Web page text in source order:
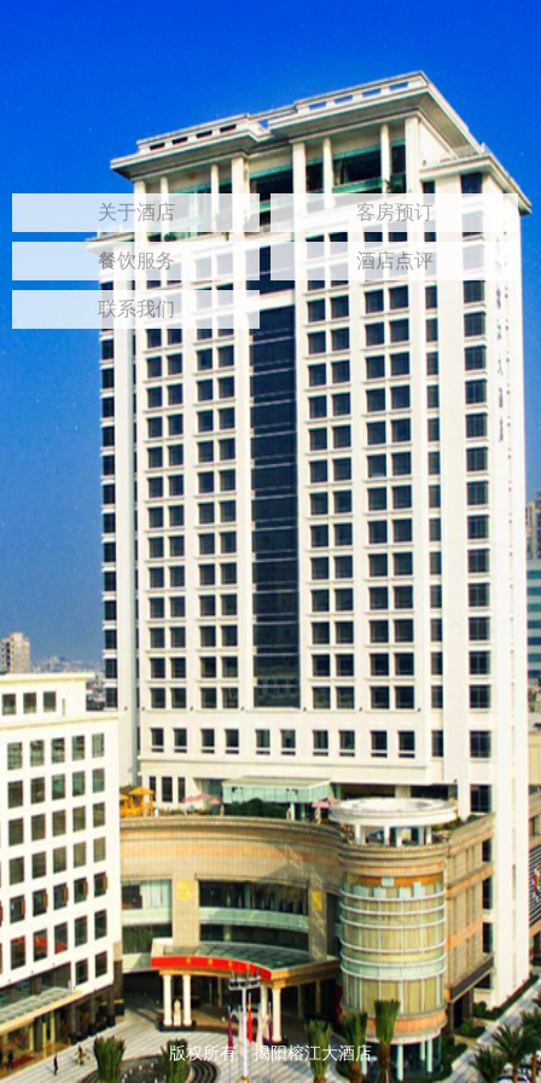
关于酒店 客房预订
餐饮服务 酒店点评
联系我们
版权所有：揭阳榕江大酒店